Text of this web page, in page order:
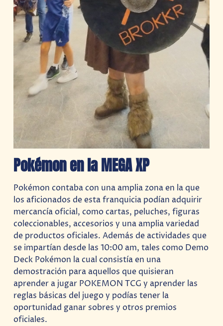
Pokémon en la MEGA XP
Pokémon contaba con una amplia zona en la que
los aficionados de esta franquicia podían adquirir
mercancía oficial, como cartas, peluches, figuras
coleccionables, accesorios y una amplia variedad
de productos oficiales. Además de actividades que
se impartían desde las 10:00 am, tales como Demo
Deck Pokémon la cual consistía en una
demostración para aquellos que quisieran
aprender a jugar POKEMON TCG y aprender las
reglas básicas del juego y podías tener la
oportunidad ganar sobres y otros premios
oficiales.